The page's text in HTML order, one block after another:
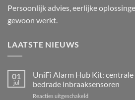
Persoonlijk advies, eerlijke
gewoon werkt.
LAATSTE NIEUWS
01
jul
UniFi Alarm Hub Kit:
bedrade inbraaksensoren
Reacties uitgeschakeldvoor